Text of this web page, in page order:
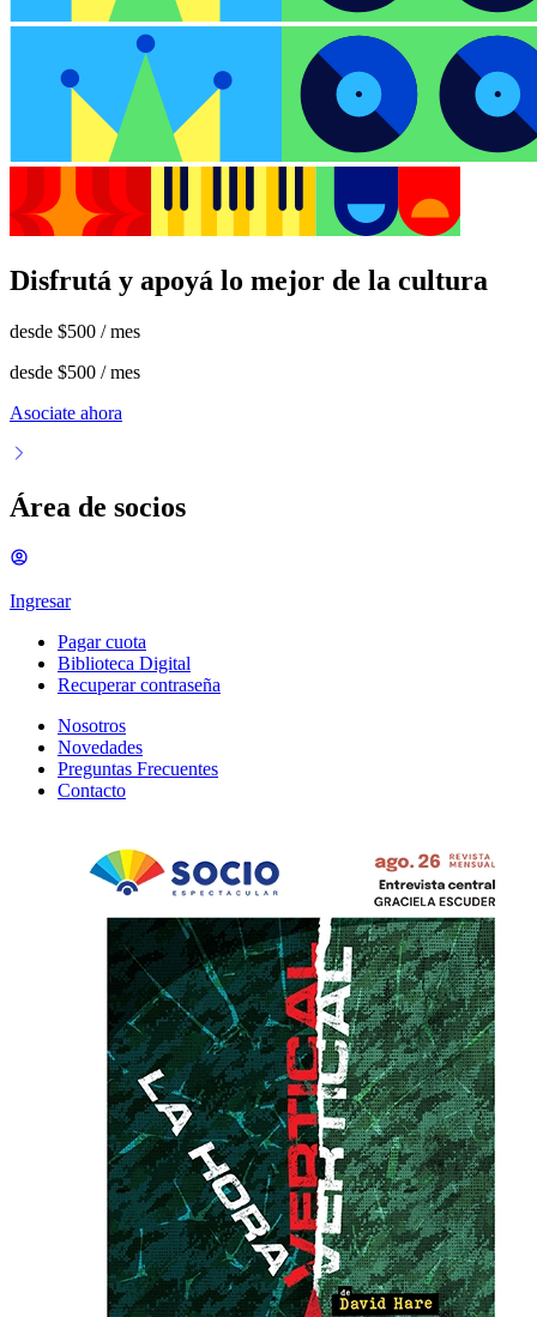
Disfrutá y apoyá lo mejor de la cultura
desde $500 / mes
desde $500 / mes
Asociate ahora
Área de socios
Ingresar
Pagar cuota
Biblioteca Digital
Recuperar contraseña
Nosotros
Novedades
Preguntas Frecuentes
Contacto